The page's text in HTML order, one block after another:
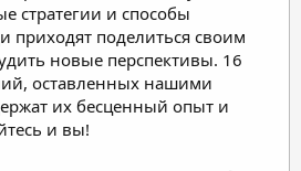
стратегии и способы
приходят поделиться своим
новые перспективы. 16
оставленных нашими
их бесценный опыт и
и вы!